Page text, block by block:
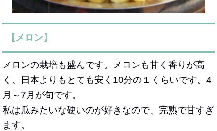
【メロン】
メロンの栽培も盛んです。メロンも甘く香りが高
く、日本よりもとても安く10分の１くらいです。4
月～7月が旬です。
私は瓜みたいな硬いのが好きなので、完熟で甘すぎ
ます。